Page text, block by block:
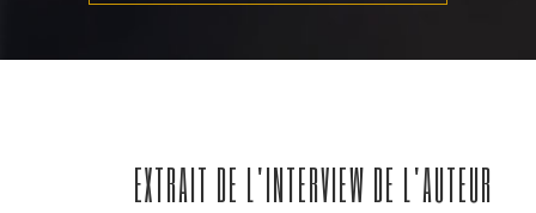
EXTRAIT DE L'INTERVIEW DE L'AUTEUR